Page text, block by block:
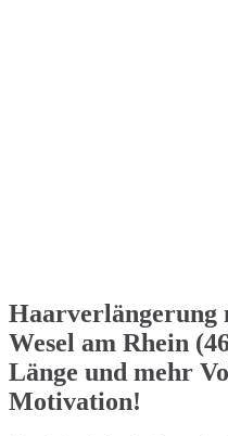
Haarverlängerung
Wesel am Rhein
Länge und mehr
Motivation!